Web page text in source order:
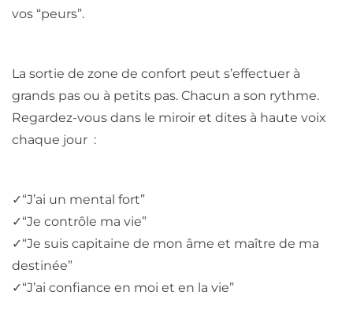
vos “peurs”.
La sortie de zone de confort peut s’effectuer à
grands pas ou à petits pas. Chacun a son rythme.
Regardez-vous dans le miroir et dites à haute voix
chaque jour :
✓“J’ai un mental fort”
✓“Je contrôle ma vie”
✓“Je suis capitaine de mon âme et maître de ma
destinée”
✓“J’ai confiance en moi et en la vie”